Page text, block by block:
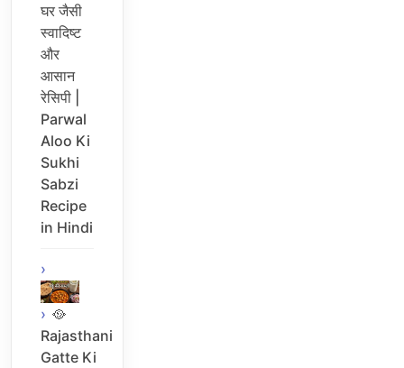
घर जैसी
स्वादिष्ट
और
आसान
रेसिपी |
Parwal
Aloo Ki
Sukhi
Sabzi
Recipe
in Hindi
🥘
Rajasthani
Gatte Ki